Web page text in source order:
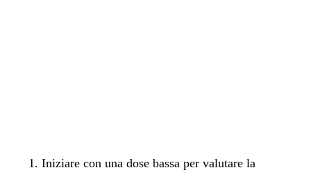
Iniziare con una dose bassa per valutare la